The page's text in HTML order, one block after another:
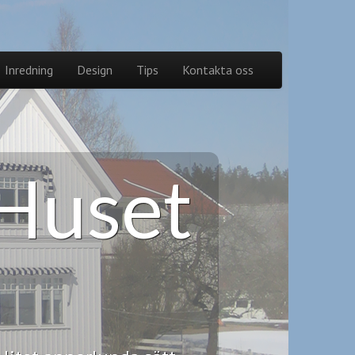
Inredning Design Tips Kontakta oss